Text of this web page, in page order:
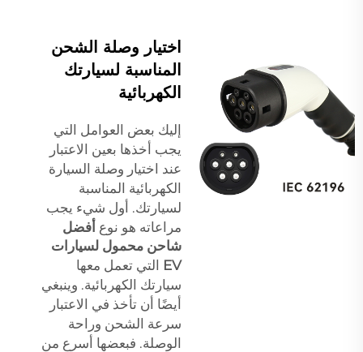
اختيار وصلة الشحن
المناسبة لسيارتك
الكهربائية
إليك بعض العوامل التي
يجب أخذها بعين الاعتبار
عند اختيار وصلة السيارة
الكهربائية المناسبة
لسيارتك. أول شيء يجب
مراعاته هو نوع أفضل
شاحن محمول لسيارات
EV التي تعمل معها
سيارتك الكهربائية. وينبغي
أيضًا أن تأخذ في الاعتبار
سرعة الشحن وراحة
الوصلة. فبعضها أسرع من